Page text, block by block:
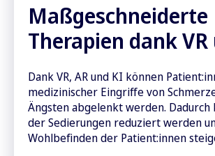
Maßgeschneiderte
Therapien dank
Dank VR, AR und KI können
medizinischer Eingriffe von
Ängsten abgelenkt werden. Dadurch
der Sedierungen reduziert werden
Wohlbefinden der Patient:innen